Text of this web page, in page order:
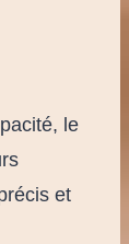
le
et